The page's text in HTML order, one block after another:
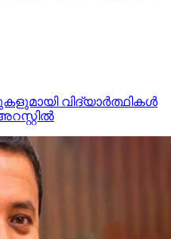
വിദ്യാര്‍ത്ഥികള്‍